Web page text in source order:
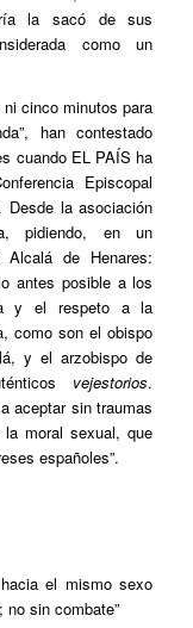
la sacó de sus
como un
cinco minutos para
han contestado
cuando EL PAÍS ha
Episcopal
Desde la asociación
pidiendo, en un
de Henares:
antes posible a los
y el respeto a la
como son el obispo
y el arzobispo de
vejestorios.
aceptar sin traumas
moral sexual, que
españoles”.
el mismo sexo
sin combate”